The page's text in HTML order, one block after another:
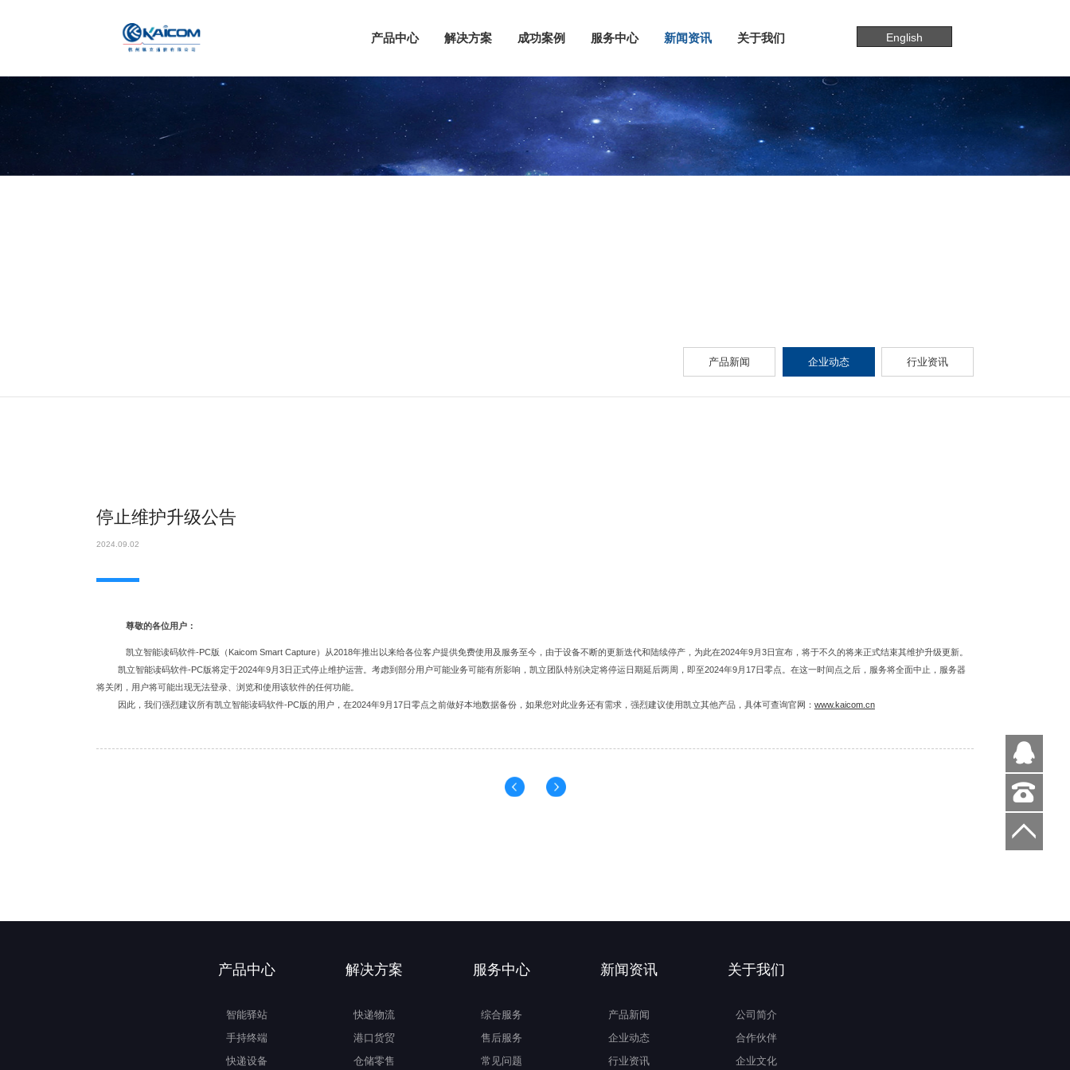
English
产品中心 解决方案 成功案例 服务中心 新闻资讯 关于我们
产品新闻 企业动态 行业资讯
停止维护升级公告
2024.09.02
尊敬的各位用户：
凯立智能读码软件-PC版（Kaicom Smart Capture）从2018年推出以来给各位客户提供免费使用及服务至今，由于设备不断的更新迭代和陆续停产，为此在2024年9月3日宣布，将于不久的将来正式结束其维护升级更新。
凯立智能读码软件-PC版将定于2024年9月3日正式停止维护运营。考虑到部分用户可能业务可能有所影响，凯立团队特别决定将停运日期延后两周，即至2024年9月17日零点。在这一时间点之后，服务将全面中止，服务器
将关闭，用户将可能出现无法登录、浏览和使用该软件的任何功能。
因此，我们强烈建议所有凯立智能读码软件-PC版的用户，在2024年9月17日零点之前做好本地数据备份，如果您对此业务还有需求，强烈建议使用凯立其他产品，具体可查询官网： www.kaicom.cn
产品中心
智能驿站
手持终端
快递设备
解决方案
快递物流
港口货贸
仓储零售
服务中心
综合服务
售后服务
常见问题
新闻资讯
产品新闻
企业动态
行业资讯
关于我们
公司简介
合作伙伴
企业文化